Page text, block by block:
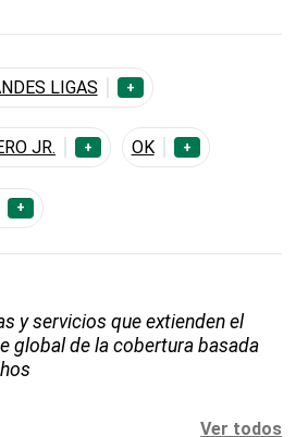
LIGAS +
JR. + OK +
+
y servicios que extienden el
global de la cobertura basada
Ver todos